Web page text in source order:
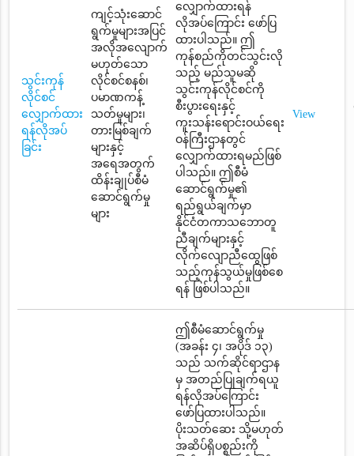
သွင်းကုန်
လိုင်စင်
လျှောက်ထား
ရန်လိုအပ်
ခြင်း
ကျင့်သုံးဆောင်
ရွက်မှုများအပြင်
အလိုအလျောက်
မဟုတ်သော
လိုင်စင်စနစ်၊
ပမာဏကန့်
သတ်မှုများ၊
တားမြစ်ချက်
များနှင့်
အရေအတွက်
ထိန်းချုပ်စီမံ
ဆောင်ရွက်မှု
များ
လျှောက်ထားရန်
လိုအပ်ကြောင်း ဖော်ပြ
ထားပါသည်။ ဤ
ကုန်စည်ကိုတင်သွင်းလို
သည့် မည်သူမဆို
သွင်းကုန်လိုင်စင်ကို
စီးပွားရေးနှင့်
ကူးသန်းရောင်းဝယ်ရေး
ဝန်ကြီးဌာနတွင်
လျှောက်ထားရမည်ဖြစ်
ပါသည်။ ဤစီမံ
ဆောင်ရွက်မှု၏
ရည်ရွယ်ချက်မှာ
နိုင်ငံတကာသဘောတူ
ညီချက်များနှင့်
လိုက်လျောညီထွေဖြစ်
သည့်ကုန်သွယ်မှုဖြစ်စေ
ရန် ဖြစ်ပါသည်။
View
ဤစီမံဆောင်ရွက်မှု
(အခန်း ၄၊ အပိုဒ် ၁၃)
သည် သက်ဆိုင်ရာဌာန
မှ အတည်ပြုချက်ရယူ
ရန်လိုအပ်ကြောင်း
ဖော်ပြထားပါသည်။
ပိုးသတ်ဆေး သို့မဟုတ်
အဆိပ်ရှိပစ္စည်းကို